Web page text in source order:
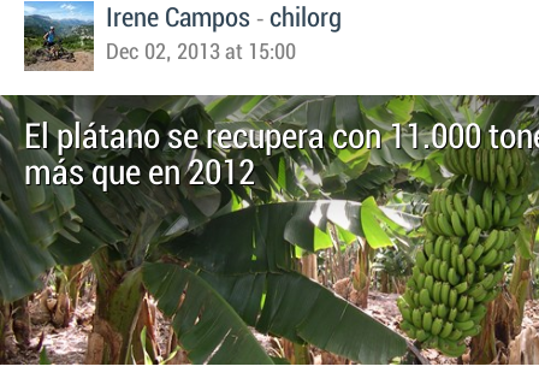
Irene Campos - chilorg
Dec 02, 2013 at 15:00
El plátano se recupera con 11.000
más que en 2012